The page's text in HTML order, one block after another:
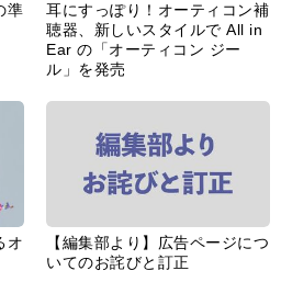
準
耳にすっぽり！オーティコン補
聴器、新しいスタイルで All in
Ear の「オーティコン ジー
ル」を発売
オ
【編集部より】広告ページにつ
いてのお詫びと訂正